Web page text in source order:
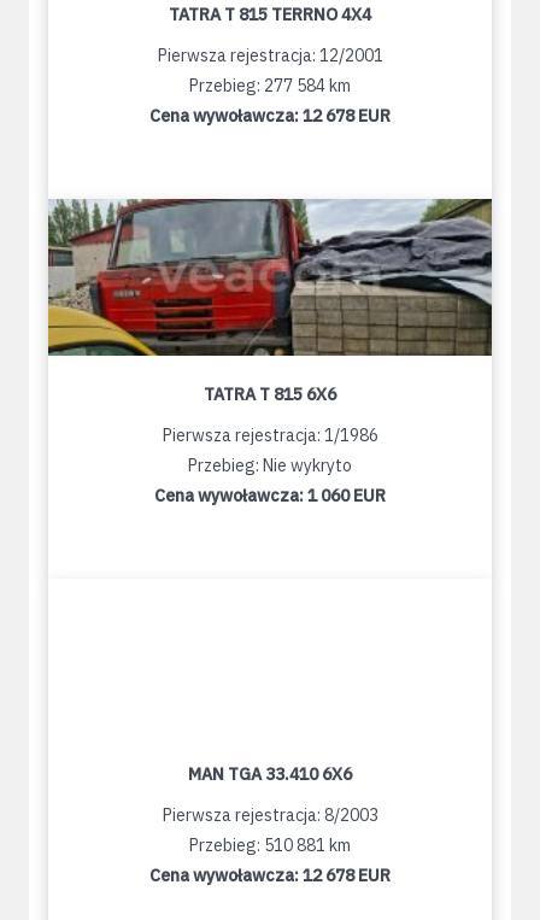
TATRA T 815 TERRNO 4X4
Pierwsza rejestracja: 12/2001
Przebieg: 277 584 km
Cena wywoławcza:12 678 EUR
TATRA T 815 6X6
Pierwsza rejestracja: 1/1986
Przebieg: Nie wykryto
Cena wywoławcza:1 060 EUR
MAN TGA 33.410 6X6
Pierwsza rejestracja: 8/2003
Przebieg: 510 881 km
Cena wywoławcza:12 678 EUR